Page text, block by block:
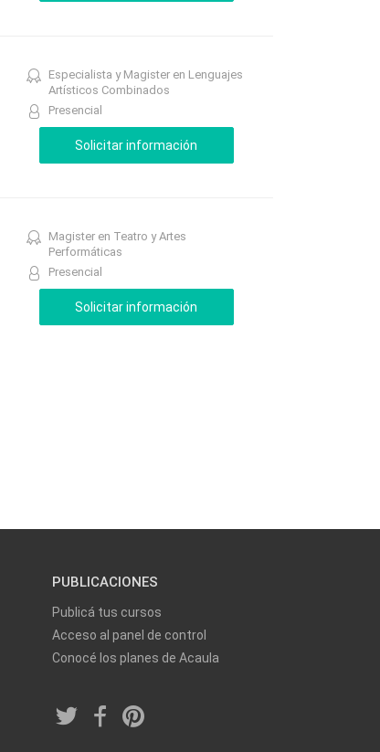
Especialista y Magister en Lenguajes
Artísticos Combinados
Presencial
Magister en Teatro y Artes
Performáticas
Presencial
PUBLICACIONES
Publicá tus cursos
Acceso al panel de control
Conocé los planes de Acaula